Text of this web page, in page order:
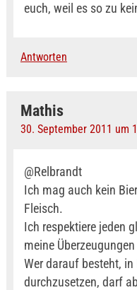
euch, weil es so zu
Antworten
Mathis
30. September 2011 um
@Relbrandt
Ich mag auch kein
Fleisch.
Ich respektiere jeden
meine
Wer darauf besteht,
durchzusetzen, darf